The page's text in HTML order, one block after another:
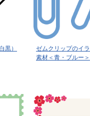
黒）
ゼムクリップのイラ
素材＜青・ブルー＞